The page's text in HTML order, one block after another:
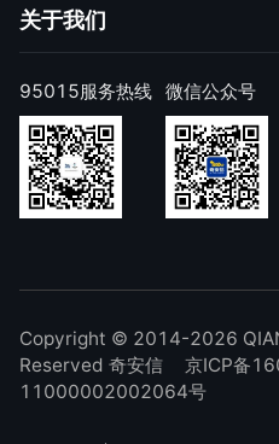
求职者
产品注册与激活
样本上报
奇安信天守安全软件
顽固病毒专杀工具
网神
技术研究院
威胁情报中心
补天漏洞响应平台
关于我们
公司简介
公司新闻
发展历程
进出口合规声明
95015服务热线 微信公众号
Copyright © 2014-2026
Reserved 奇安信
京ICP备
11000002002064号